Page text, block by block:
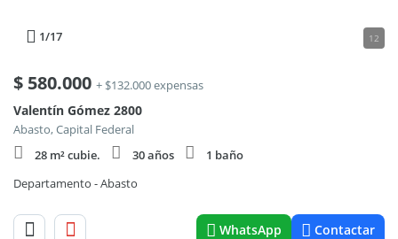
1/17 12
$ 580.000 + $132.000 expensas
Valentín Gómez 2800
Abasto, Capital Federal
28 m² cubie.
30 años
1 baño
Departamento - Abasto
WhatsApp Contactar